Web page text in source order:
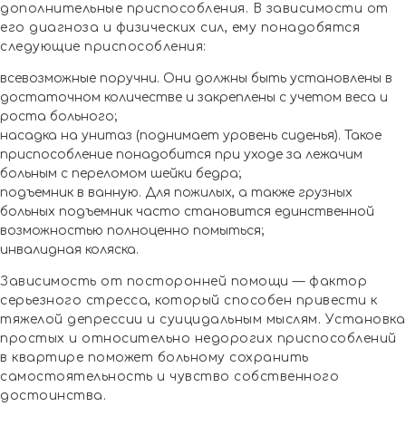
дополнительные приспособления. В зависимости от
его диагноза и физических сил, ему понадобятся
следующие приспособления:
всевозможные поручни. Они должны быть установлены в
достаточном количестве и закреплены с учетом веса и
роста больного;
насадка на унитаз (поднимает уровень сиденья). Такое
приспособление понадобится при уходе за лежачим
больным с переломом шейки бедра;
подъемник в ванную. Для пожилых, а также грузных
больных подъемник часто становится единственной
возможностью полноценно помыться;
инвалидная коляска.
Зависимость от посторонней помощи — фактор
серьезного стресса, который способен привести к
тяжелой депрессии и суицидальным мыслям. Установка
простых и относительно недорогих приспособлений
в квартире поможет больному сохранить
самостоятельность и чувство собственного
достоинства.